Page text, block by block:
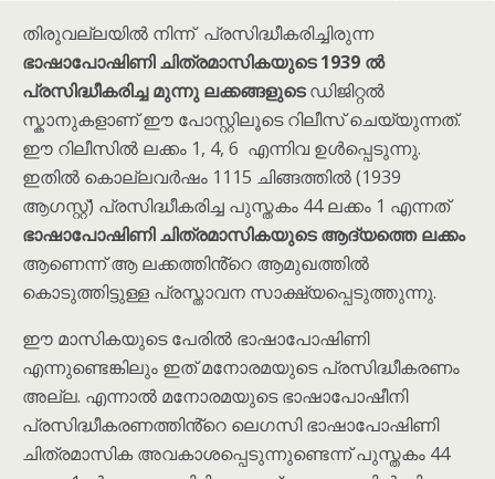
തിരുവല്ലയിൽ നിന്ന് പ്രസിദ്ധീകരിച്ചിരുന്ന
ഭാഷാപോഷിണി ചിത്രമാസികയുടെ 1939 ൽ
പ്രസിദ്ധീകരിച്ച മുന്നു ലക്കങ്ങളുടെ ഡിജിറ്റൽ
സ്കാനുകളാണ് ഈ പോസ്റ്റിലൂടെ റിലീസ് ചെയ്യുന്നത്.
ഈ റിലീസിൽ ലക്കം 1, 4, 6 എന്നിവ ഉൾപ്പെടുന്നു.
ഇതിൽ കൊല്ലവർഷം 1115 ചിങ്ങത്തിൽ (1939
ആഗസ്റ്റ്) പ്രസിദ്ധീകരിച്ച പുസ്തകം 44 ലക്കം 1 എന്നത്
ഭാഷാപോഷിണി ചിത്രമാസികയുടെ ആദ്യത്തെ ലക്കം
ആണെന്ന് ആ ലക്കത്തിൻ്റെ ആമുഖത്തിൽ
കൊടുത്തിട്ടുള്ള പ്രസ്താവന സാക്ഷ്യപ്പെടുത്തുന്നു.
ഈ മാസികയുടെ പേരിൽ ഭാഷാപോഷിണി
എന്നുണ്ടെങ്കിലും ഇത് മനോരമയുടെ പ്രസിദ്ധീകരണം
അല്ല. എന്നാൽ മനോരമയുടെ ഭാഷാപോഷീനി
പ്രസിദ്ധീകരണത്തിൻ്റെ ലെഗസി ഭാഷാപോഷിണി
ചിത്രമാസിക അവകാശപ്പെടുന്നുണ്ടെന്ന് പുസ്തകം 44